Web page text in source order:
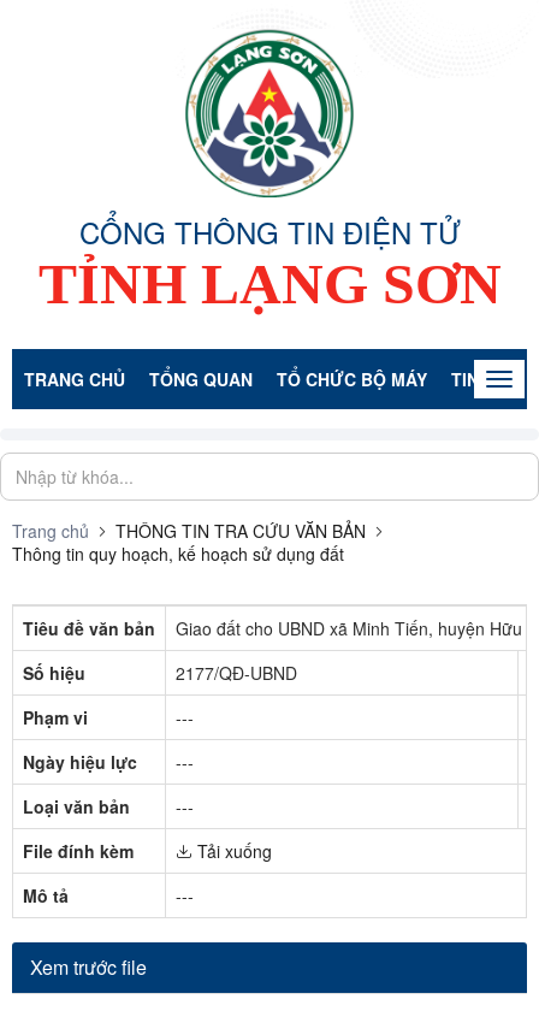
CỔNG THÔNG TIN ĐIỆN TỬ
TỈNH LẠNG SƠN
TRANG CHỦ TỔNG QUAN TỔ CHỨC BỘ MÁY TIN TỨC -
Trang chủ
THÔNG TIN TRA CỨU VĂN BẢN
Thông tin quy hoạch, kế hoạch sử dụng đất
Tiêu đề văn bản
Giao đất cho UBND xã Minh Tiến, huyện Hữu
Số hiệu
2177/QĐ-UBND
Phạm vi
---
Ngày hiệu lực
---
Loại văn bản
---
File đính kèm
Tải xuống
Mô tả
---
Xem trước file